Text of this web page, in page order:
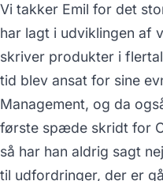
Vi takker Emil for det
har lagt i udviklingen af
skriver produkter i
tid blev ansat for sine
Management, og da
første spæde skridt for
så har han aldrig sagt
til udfordringer, der er